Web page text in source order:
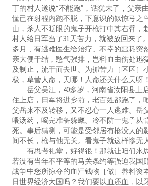
丁的村人遂说“不能跑”，话犹未了，父亲
懂已在射程内跑不脱，下意识的似惊弓之
山，杀人不眨眼的鬼子开枪打中其右臂，
村人给日军当了31天苦力，就被放回来了
多月，有逃难医生给治疗。不幸的噩耗突
亲大便干结，憋气强排，岂料血由伤处迅
及制止，流干而去世。为抓苦力［区区］
极，草菅人命，天哪！人命还关什么天呀！
岳父吴江，40多岁，河南省汝阳县上
住上店，日军将进乡前，老百姓都跑了，
父岳来不及转移，又不忍心一人逃难。岳
喂汤药，喝完准备躲藏。冷不防一鬼子从
死。事后猜测，可能是受邻居有枪没人的
间不长，枪与他无关。看鬼子就这样惨无
有思考礼堂，好得很！那就让咱们来
若没有当年不平等的马关条约等强迫我国
战争中您所掠夺的血汗钱物［做］养料资
日世界经济大国吗？我们要以血还血，以